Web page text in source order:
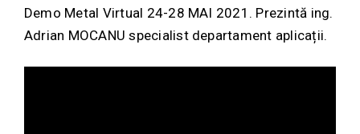
Demo Metal Virtual 24-28 MAI 2021. Prezintă ing.
Adrian MOCANU specialist departament aplicații.